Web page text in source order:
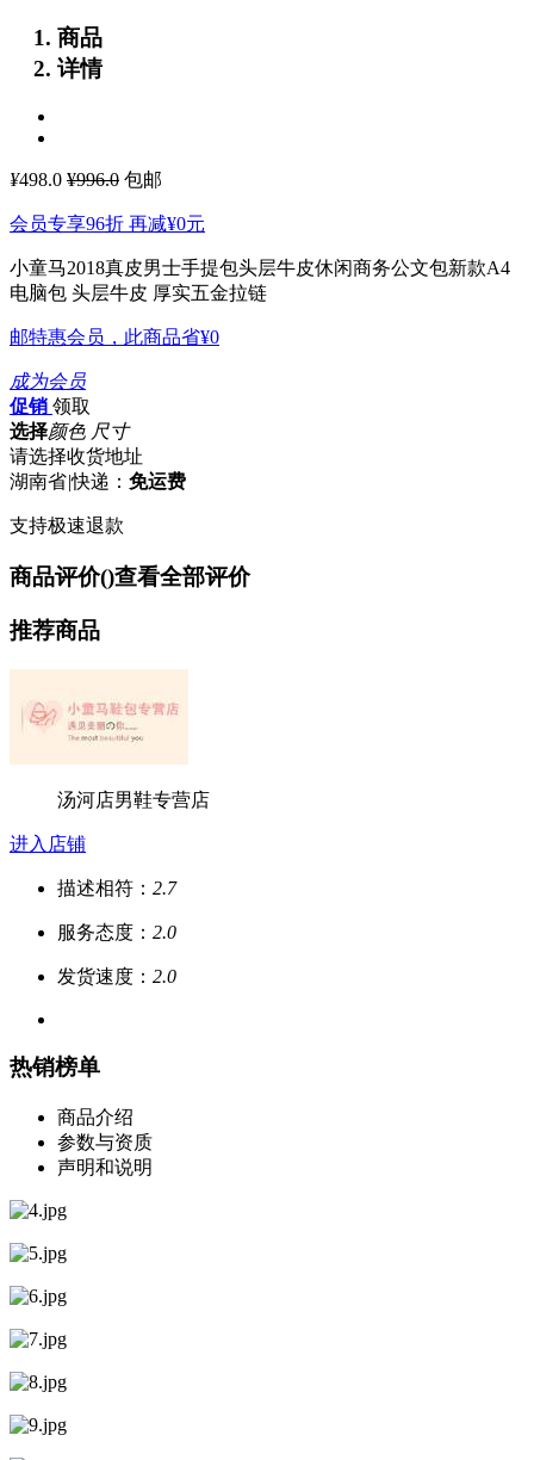
商品
详情
¥498.0 ¥996.0 包邮
会员专享96折 再减¥0元
小童马2018真皮男士手提包头层牛皮休闲商务公文包新款A4
电脑包 头层牛皮 厚实五金拉链
邮特惠会员，此商品省¥0
成为会员
促销 领取
选择颜色 尺寸
请选择收货地址
湖南省|快递： 免运费
支持极速退款
商品评价()查看全部评价
推荐商品
汤河店男鞋专营店
进入店铺
描述相符： 2.7
服务态度： 2.0
发货速度： 2.0
热销榜单
商品介绍
参数与资质
声明和说明